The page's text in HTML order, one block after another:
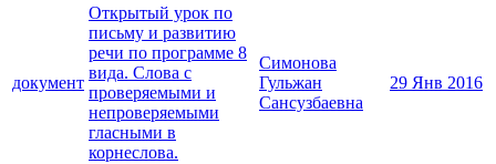
документ
Открытый урок по
письму и развитию
речи по программе 8
вида. Слова с
проверяемыми и
непроверяемыми
гласными в
корнеслова.
Симонова
Гульжан
Сансузбаевна
29 Янв 2016